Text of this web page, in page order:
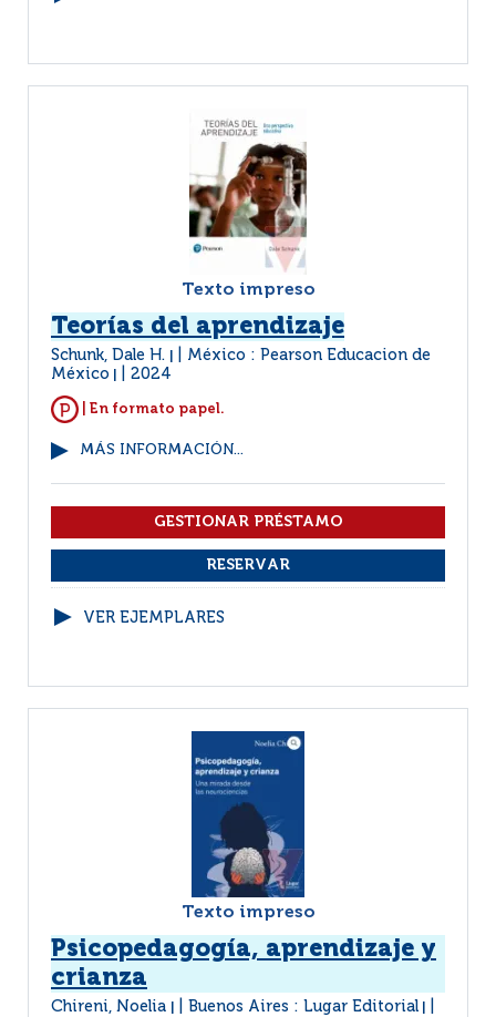
Texto impreso
Teorías del aprendizaje
Schunk, Dale H.
México : Pearson Educacion de
México
2024
| En formato papel.
MÁS INFORMACIÓN...
VER EJEMPLARES
Texto impreso
Psicopedagogía, aprendizaje y
crianza
Chireni, Noelia Buenos Aires : Lugar Editorial